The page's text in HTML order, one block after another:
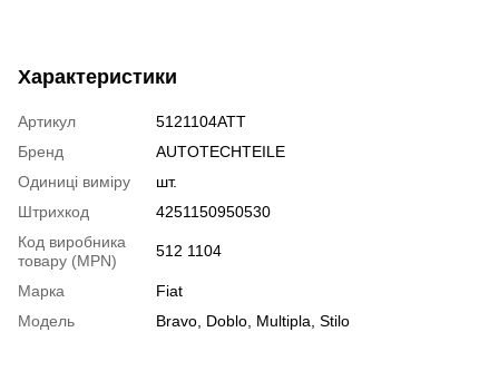
Характеристики
Артикул
5121104ATT
Бренд
AUTOTECHTEILE
Одиниці виміру
шт.
Штрихкод
4251150950530
Код виробника
товару (MPN)
512 1104
Марка
Fiat
Модель
Bravo Doblo Multipla Stilo